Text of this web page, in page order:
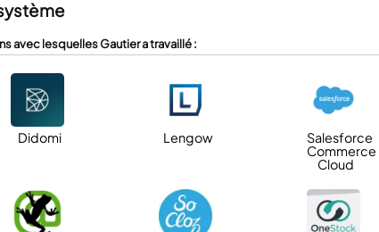
avec lesquelles Gautier a travaillé :
Didomi Lengow
Salesforce
Commerce
Cloud